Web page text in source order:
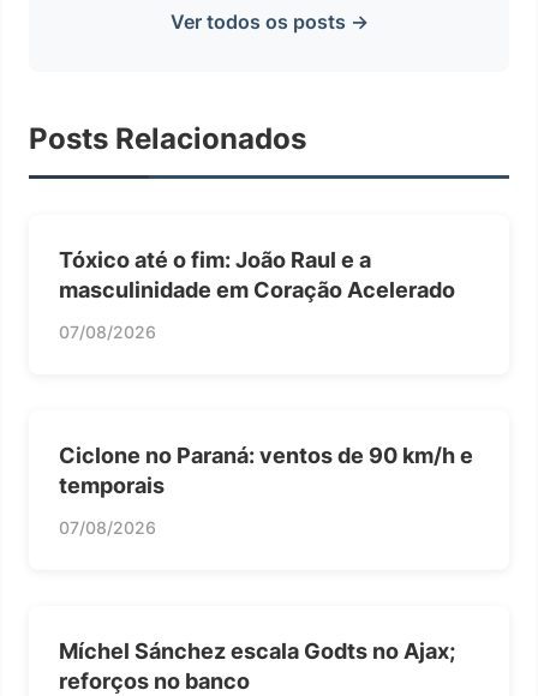
Ver todos os posts →
Posts Relacionados
Tóxico até o fim: João Raul e a
masculinidade em Coração Acelerado
07/08/2026
Ciclone no Paraná: ventos de 90 km/h e
temporais
07/08/2026
Míchel Sánchez escala Godts no Ajax;
reforços no banco